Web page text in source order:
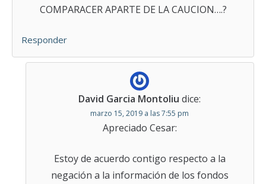
COMPARACER APARTE DE LA CAUCION….?
Responder
David Garcia Montoliu dice:
marzo 15, 2019 a las 7:55 pm
Apreciado Cesar:
Estoy de acuerdo contigo respecto a la
negación a la información de los fondos